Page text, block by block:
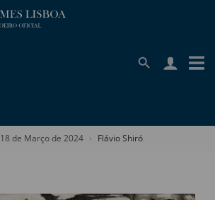
18 de Março de 2024 Flávio Shiró